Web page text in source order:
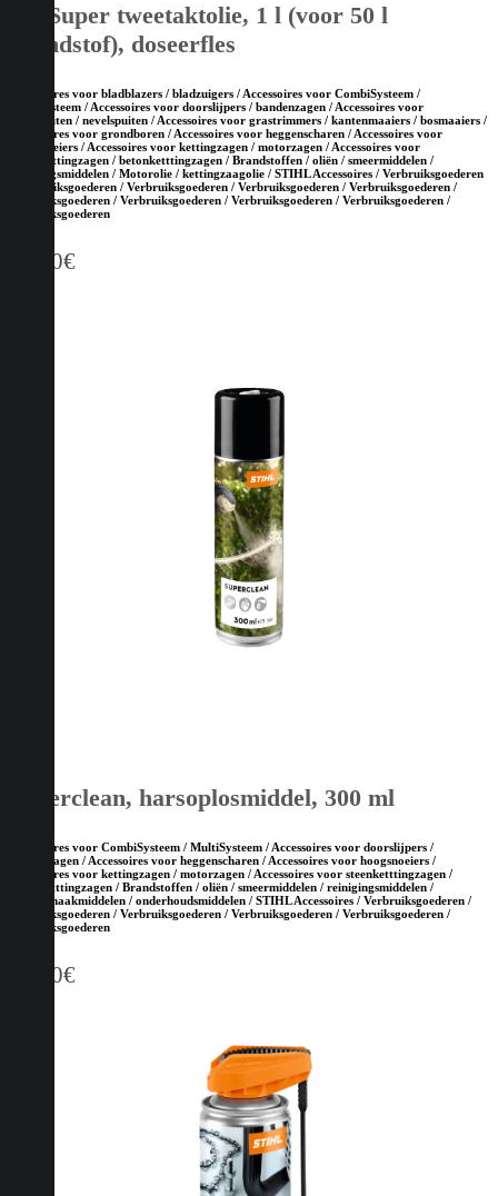
HP Super tweetaktolie, 1 l (voor 50 l
brandstof), doseerfles
Accessoires voor bladblazers / bladzuigers / Accessoires voor CombiSysteem /
MultiSysteem / Accessoires voor doorslijpers / bandenzagen / Accessoires voor
drukspuiten / nevelspuiten / Accessoires voor grastrimmers / kantenmaaiers / bosmaaiers /
Accessoires voor grondboren / Accessoires voor heggenscharen / Accessoires voor
hoogsnoeiers / Accessoires voor kettingzagen / motorzagen / Accessoires voor
steenketttingzagen / betonketttingzagen / Brandstoffen / oliën / smeermiddelen /
reinigingsmiddelen / Motorolie / kettingzaagolie / STIHL Accessoires / Verbruiksgoederen
/ Verbruiksgoederen / Verbruiksgoederen / Verbruiksgoederen / Verbruiksgoederen /
Verbruiksgoederen / Verbruiksgoederen / Verbruiksgoederen / Verbruiksgoederen /
Verbruiksgoederen
18,00€
Superclean, harsoplosmiddel, 300 ml
Accessoires voor CombiSysteem / MultiSysteem / Accessoires voor doorslijpers /
bandenzagen / Accessoires voor heggenscharen / Accessoires voor hoogsnoeiers /
Accessoires voor kettingzagen / motorzagen / Accessoires voor steenketttingzagen /
betonketttingzagen / Brandstoffen / oliën / smeermiddelen / reinigingsmiddelen /
Schoonmaakmiddelen / onderhoudsmiddelen / STIHL Accessoires / Verbruiksgoederen /
Verbruiksgoederen / Verbruiksgoederen / Verbruiksgoederen / Verbruiksgoederen /
Verbruiksgoederen
17,90€